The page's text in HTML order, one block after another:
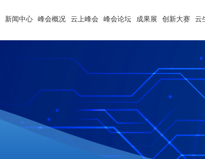
新闻中心 峰会概况 云上峰会 峰会论坛 成果展 创新大赛 云